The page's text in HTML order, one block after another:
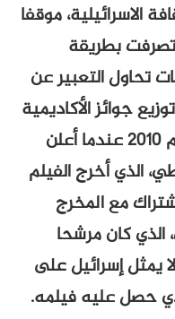
الاسرائيلية، موقفا
بطريقة
تحاول التعبير عن
جوائز الأكاديمية
الأمريكية الـ 82 (الأسكار) في عام 2010 عندما أعلن
الذي أخرج الفيلم
مع المخرج
الذي كان مرشحا
يمثل إسرائيل على
حصل عليه فيلمه.